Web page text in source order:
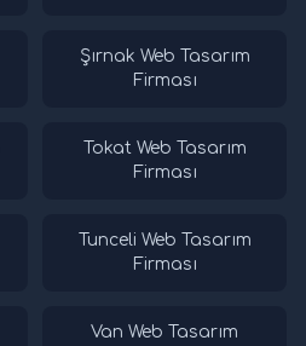
Şırnak Web Tasarım
Firması
Tokat Web Tasarım
Firması
Tunceli Web Tasarım
Firması
Van Web Tasarım